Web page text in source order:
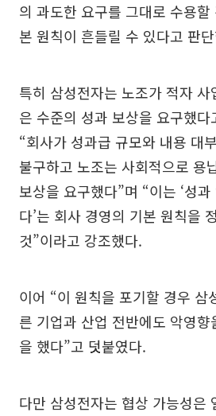
의 과도한 요구를 그대로 수용
본 원칙이 흔들릴 수 있다고 판
특히 삼성전자는 노조가 적자
은 수준의 성과 보상을 요구했
“회사가 성과급 규모와 내용 대
불구하고 노조는 사회적으로 용
보상을 요구했다”며 “이는 ‘성
다’는 회사 경영의 기본 원칙을
것”이라고 강조했다.
이어 “이 원칙을 포기할 경우 삼
른 기업과 산업 전반에도 악영
을 했다”고 덧붙였다.
다만 삼성전자는 협상 가능성은